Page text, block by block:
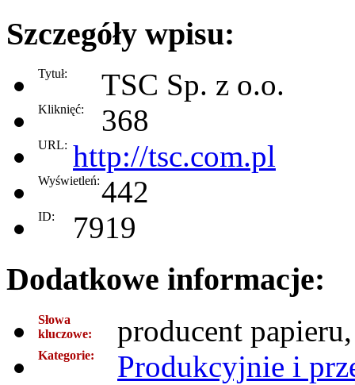
Szczegóły wpisu:
Tytuł: TSC Sp. z o.o.
Kliknięć: 368
URL: http://tsc.com.pl
Wyświetleń:442
ID: 7919
Dodatkowe informacje:
Słowa
kluczowe:
producent
Kategorie: Produkcyjnie i